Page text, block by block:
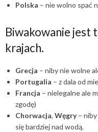
Polska – nie wolno spać
Biwakowanie jest
krajach.
Grecja – niby nie wolne
Portugalia – z dala od
Francja – nielegalne ale
zgodę)
Chorwacja, Węgry– niby
się bardziej nad wodą.